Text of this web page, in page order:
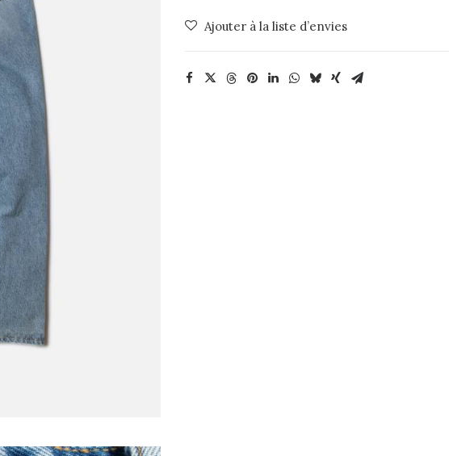
Dreams
Jeans
Ajouter à la liste d’envies